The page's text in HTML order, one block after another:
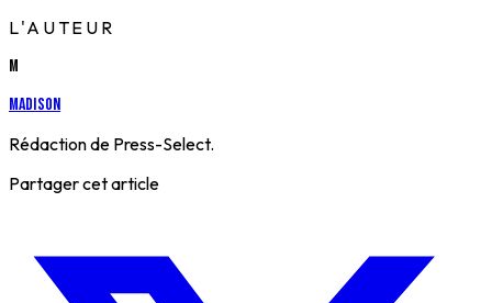
L'AUTEUR
M
Madison
Rédaction de Press-Select.
Partager cet article